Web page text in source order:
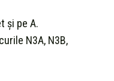
și pe A.
N3A, N3B,